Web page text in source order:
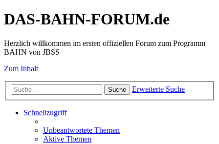
DAS-BAHN-FORUM.de
Herzlich willkommen im ersten offiziellen Forum zum Programm
BAHN von JBSS
Zum Inhalt
Suche Erweiterte Suche
Schnellzugriff
Unbeantwortete Themen
Aktive Themen